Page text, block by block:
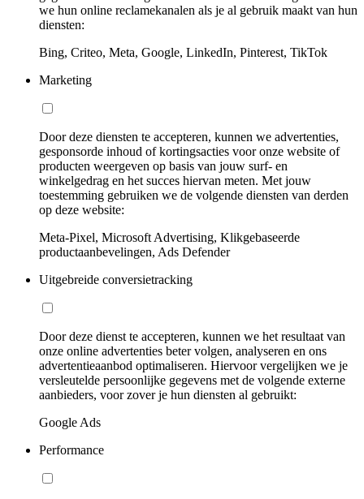
we hun online reclamekanalen als je al gebruik maakt van hun
diensten:
Bing, Criteo, Meta, Google, LinkedIn, Pinterest, TikTok
Marketing
Door deze diensten te accepteren, kunnen we advertenties,
gesponsorde inhoud of kortingsacties voor onze website of
producten weergeven op basis van jouw surf- en
winkelgedrag en het succes hiervan meten. Met jouw
toestemming gebruiken we de volgende diensten van derden
op deze website:
Meta-Pixel, Microsoft Advertising, Klikgebaseerde
productaanbevelingen, Ads Defender
Uitgebreide conversietracking
Door deze dienst te accepteren, kunnen we het resultaat van
onze online advertenties beter volgen, analyseren en ons
advertentieaanbod optimaliseren. Hiervoor vergelijken we je
versleutelde persoonlijke gegevens met de volgende externe
aanbieders, voor zover je hun diensten al gebruikt:
Google Ads
Performance